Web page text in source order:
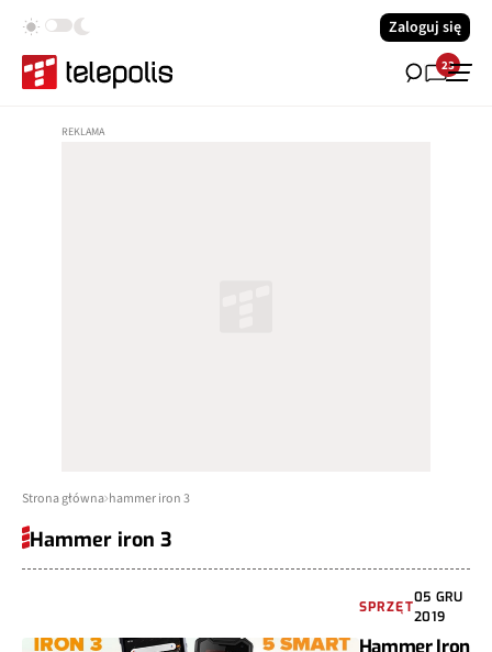
Zaloguj się
23
Strona główna hammer iron 3
Hammer iron 3
SPRZĘT
05 GRU
2019